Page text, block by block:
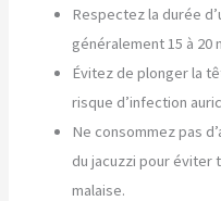
Respectez la durée
généralement 15 à 20
Évitez de plonger la
risque d’infection
Ne consommez pas
du jacuzzi pour éviter
malaise.